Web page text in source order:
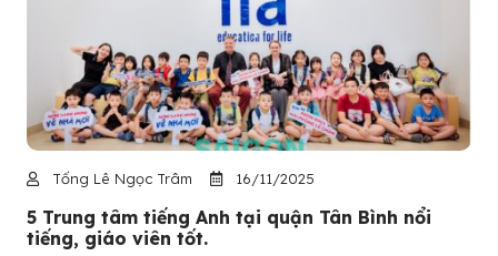
Tống Lê Ngọc Trâm 16/11/2025
5 Trung tâm tiếng Anh tại quận Tân Bình nổi
tiếng, giáo viên tốt.